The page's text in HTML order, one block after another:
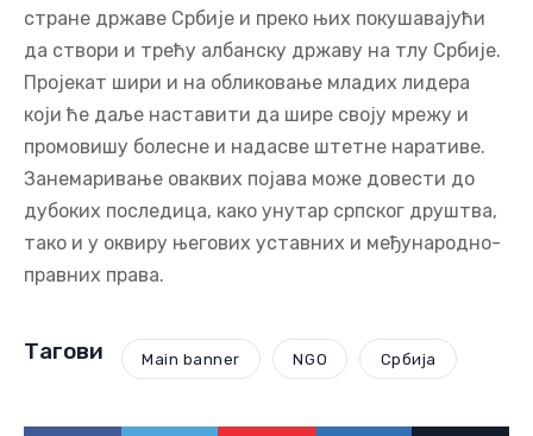
стране државе Србије и преко њих покушавајући
да створи и трећу албанску државу на тлу Србије.
Пројекат шири и на обликовање младих лидера
који ће даље наставити да шире своју мрежу и
промовишу болесне и надасве штетне наративе.
Занемаривање оваквих појава може довести до
дубоких последица, како унутар српског друштва,
тако и у оквиру његових уставних и међународно-
правних права.
Тагови Main banner NGO Србија